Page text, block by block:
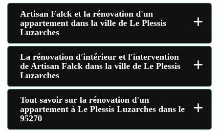
Artisan Falck et la rénovation d'un
appartement dans la ville de Le Plessis
Luzarches
+
La rénovation d'intérieur et l'intervention
de Artisan Falck dans la ville de Le Plessis
Luzarches
+
Tout savoir sur la rénovation d'un
appartement à Le Plessis Luzarches dans le
95270
+